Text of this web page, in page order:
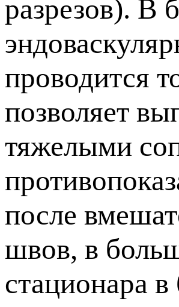
разрезов). В
проводится
позволяет
тяжелыми
после
швов, в
стационара